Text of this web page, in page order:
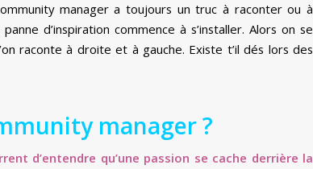
manager a toujours un truc à raconter ou à
d’inspiration commence à s’installer. Alors on se
raconte à droite et à gauche. Existe t’il dés lors des
manager ?
d’entendre qu’une passion se cache derrière la